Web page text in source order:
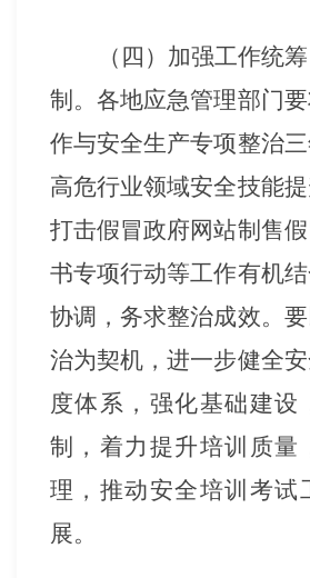
（四）加强工作统
制。各地应急管理部门
作与安全生产专项整治三
高危行业领域安全技能提
打击假冒政府网站制售
书专项行动等工作有机
协调，务求整治成效。
治为契机，进一步健全
度体系，强化基础建设
制，着力提升培训质量
理，推动安全培训考试
展。